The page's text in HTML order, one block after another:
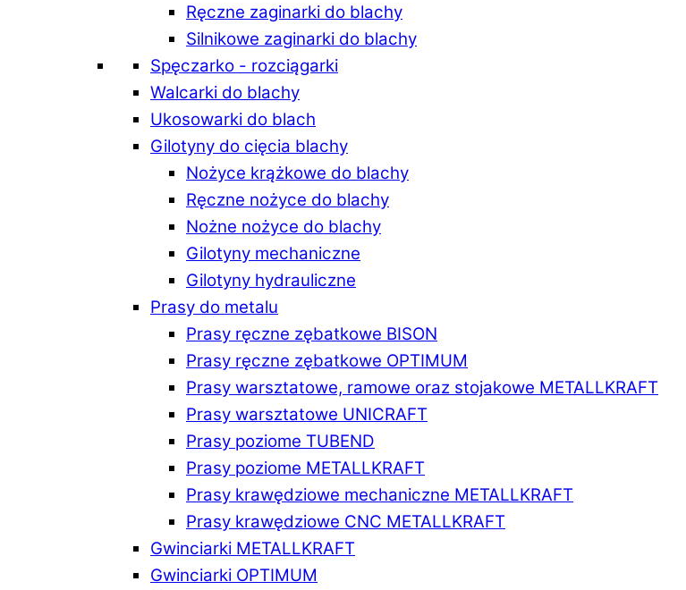
Ręczne zaginarki do blachy
Silnikowe zaginarki do blachy
Spęczarko - rozciągarki
Walcarki do blachy
Ukosowarki do blach
Gilotyny do cięcia blachy
Nożyce krążkowe do blachy
Ręczne nożyce do blachy
Nożne nożyce do blachy
Gilotyny mechaniczne
Gilotyny hydrauliczne
Prasy do metalu
Prasy ręczne zębatkowe BISON
Prasy ręczne zębatkowe OPTIMUM
Prasy warsztatowe, ramowe oraz stojakowe METALLKRAFT
Prasy warsztatowe UNICRAFT
Prasy poziome TUBEND
Prasy poziome METALLKRAFT
Prasy krawędziowe mechaniczne METALLKRAFT
Prasy krawędziowe CNC METALLKRAFT
Gwinciarki METALLKRAFT
Gwinciarki OPTIMUM